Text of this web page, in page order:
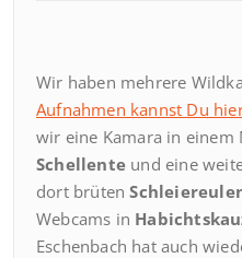
Wir haben mehrere
Aufnahmen kannst Du
wir eine Kamara in einem
Schellente und eine
dort brüten
Webcams in
Eschenbach hat auch